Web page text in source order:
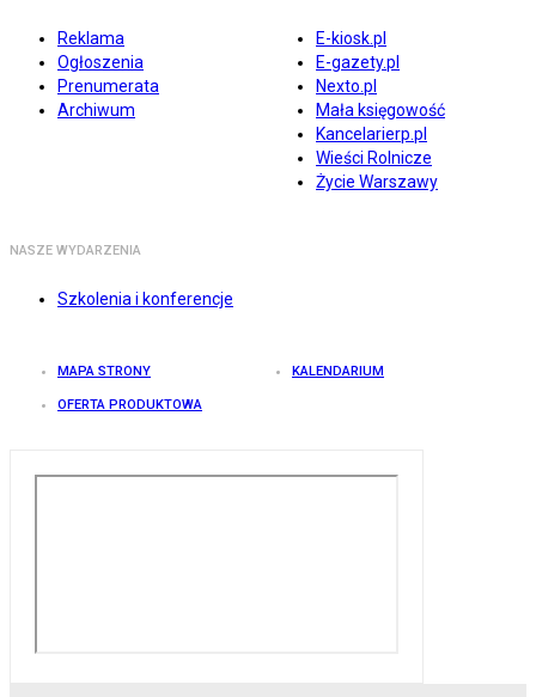
Reklama
Ogłoszenia
Prenumerata
Archiwum
E-kiosk.pl
E-gazety.pl
Nexto.pl
Mała księgowość
Kancelarierp.pl
Wieści Rolnicze
Życie Warszawy
NASZE WYDARZENIA
Szkolenia i konferencje
MAPA STRONY KALENDARIUM
OFERTA PRODUKTOWA